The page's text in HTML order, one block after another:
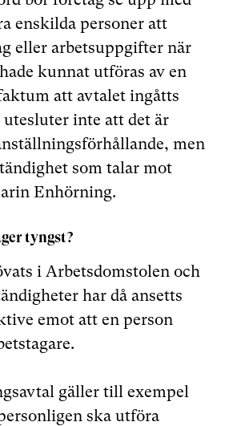
enskilda personer att
eller arbetsuppgifter när
kunnat utföras av en
att avtalet ingåtts
utesluter inte att det är
men
som talar mot
Enhörning.
tyngst?
i Arbetsdomstolen och
har då ansetts
emot att en person
gäller till exempel
ska utföra